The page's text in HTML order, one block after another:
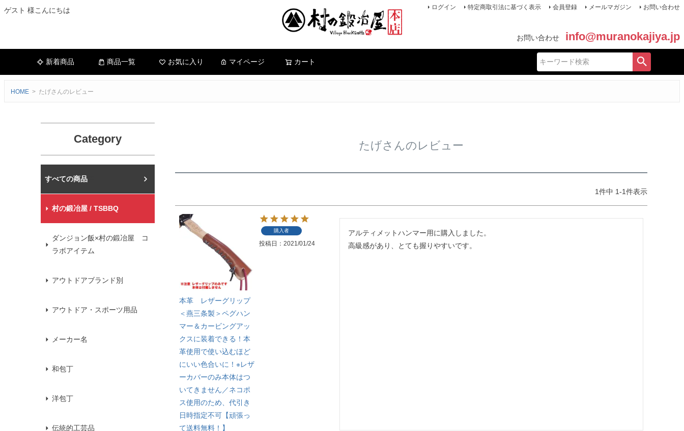
ゲスト 様こんにちは ログイン 特定商取引法に基づく表示 会員登録 メールマガジン お問い合わせ
お問い合わせ info@muranokajiya.jp
新着商品 商品一覧 お気に入り マイページ カート
HOME たげさんのレビュー
Category
村の鍛冶屋本店
村の鍛冶屋 / TSBBQ
ダンジョン飯×村の鍛冶屋 コ
ラボアイテム
アウトドアブランド別
アウトドア・スポーツ用品
メーカー名
和包丁
洋包丁
伝統的工芸品
たげさんのレビュー
1件中 1-1件表示
本革 レザーグリップ
＜燕三条製＞ペグハン
マー＆カービングアッ
クスに装着できる！本
革使用で使い込むほど
にいい色合いに！※レザ
ーカバーのみ本体はつ
いてきません／ネコポ
ス使用のため、代引き
日時指定不可【頑張っ
て送料無料！】
購入者
投稿日 2021/01/24
アルティメットハンマー用に購入しました。
高級感があり、とても握りやすいです。